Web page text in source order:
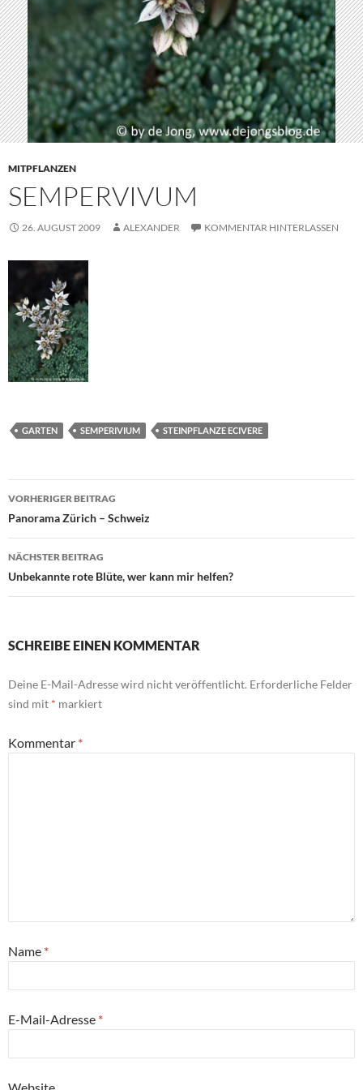
MITPFLANZEN
SEMPERVIVUM
26. AUGUST 2009 ALEXANDER KOMMENTAR HINTERLASSEN
GARTEN SEMPERIVIUM STEINPFLANZE ECIVERE
Beitragsnavigation
VORHERIGER BEITRAG
Panorama Zürich – Schweiz
NÄCHSTER BEITRAG
Unbekannte rote Blüte, wer kann mir helfen?
SCHREIBE EINEN KOMMENTAR
Deine E-Mail-Adresse wird nicht veröffentlicht. Erforderliche Felder
sind mit * markiert
Kommentar *
Name *
E-Mail-Adresse *
Website